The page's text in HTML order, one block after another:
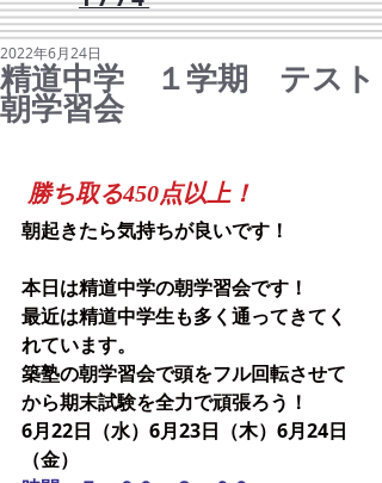
精道中学 １学期 テスト
朝学習会
2022年6月24日
勝ち取る450点以上！
朝起きたら気持ちが良いです！
本日は精道中学の朝学習会です！
最近は精道中学生も多く通ってきてく
れています。
築塾の朝学習会で頭をフル回転させて
から期末試験を全力で頑張ろう！
6月22日（水）6月23日（木）6月24日
（金）